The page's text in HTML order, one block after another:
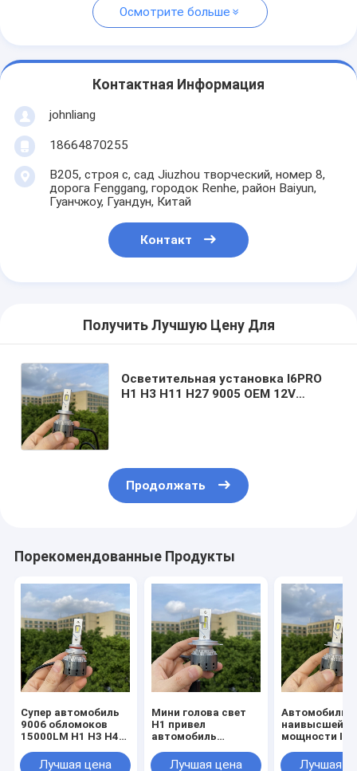
Осмотрите больше
Контактная Информация
johnliang
18664870255
B205, строя c, сад Jiuzhou творческий, номер 8,
дорога Fenggang, городок Renhe, район Baiyun,
Гуанчжоу, Гуандун, Китай
Контакт
Получить Лучшую Цену Для
Осветительная установка I6PRO
H1 H3 H11 H27 9005 OEM 12V
Продолжать
Порекомендованные Продукты
Супер автомобиль
9006 обломоков
15000LM H1 H3 H4
СИД наивысшей
Лучшая цена
Мини голова свет
H1 привел
автомобиль
16000Lm 100w HB3
Лучшая цена
Автомобиль
наивысшей
мощности I6
привел шарик
Лучшая